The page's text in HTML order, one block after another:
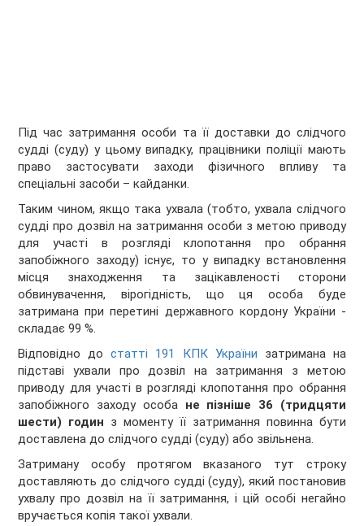
Під час затримання особи та її доставки до слідчого
судді (суду) у цьому випадку, працівники поліції мають
право застосувати заходи фізичного впливу та
спеціальні засоби – кайданки.
Таким чином, якщо така ухвала (тобто, ухвала слідчого
судді про дозвіл на затримання особи з метою приводу
для участі в розгляді клопотання про обрання
запобіжного заходу) існує, то у випадку встановлення
місця знаходження та зацікавленості сторони
обвинувачення, вірогідність, що ця особа буде
затримана при перетині державного кордону України -
складає 99 %.
Відповідно достатті 191 КПК України затримана на
підставі ухвали про дозвіл на затримання з метою
приводу для участі в розгляді клопотання про обрання
запобіжного заходу особа не пізніше 36 (тридцяти
шести) годин з моменту її затримання повинна бути
доставлена до слідчого судді (суду) або звільнена.
Затриману особу протягом вказаного тут строку
доставляють до слідчого судді (суду), який постановив
ухвалу про дозвіл на її затримання, і цій особі негайно
вручається копія такої ухвали.